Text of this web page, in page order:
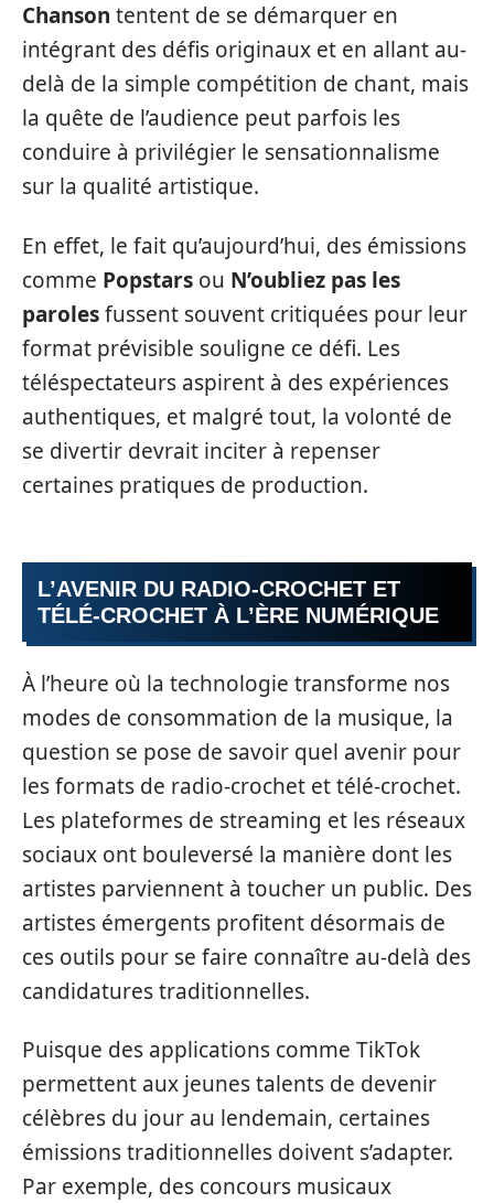
Chanson tentent de se démarquer en
intégrant des défis originaux et en allant au-
delà de la simple compétition de chant, mais
la quête de l’audience peut parfois les
conduire à privilégier le sensationnalisme
sur la qualité artistique.
En effet, le fait qu’aujourd’hui, des émissions
comme Popstars ou N’oubliez pas les
parolesfussent souvent critiquées pour leur
format prévisible souligne ce défi. Les
téléspectateurs aspirent à des expériences
authentiques, et malgré tout, la volonté de
se divertir devrait inciter à repenser
certaines pratiques de production.
L’AVENIR DU RADIO-CROCHET ET
TÉLÉ-CROCHET À L’ÈRE NUMÉRIQUE
À l’heure où la technologie transforme nos
modes de consommation de la musique, la
question se pose de savoir quel avenir pour
les formats de radio-crochet et télé-crochet.
Les plateformes de streaming et les réseaux
sociaux ont bouleversé la manière dont les
artistes parviennent à toucher un public. Des
artistes émergents profitent désormais de
ces outils pour se faire connaître au-delà des
candidatures traditionnelles.
Puisque des applications comme TikTok
permettent aux jeunes talents de devenir
célèbres du jour au lendemain, certaines
émissions traditionnelles doivent s’adapter.
Par exemple, des concours musicaux